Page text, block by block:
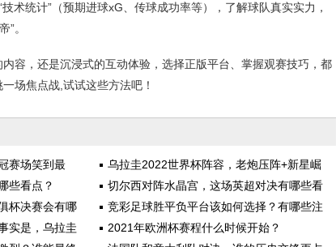
技术统计”（预期进球xG、传球成功率等），了解球队真实实力，
”。
容，还是沉浸式的互动体验，选择正版平台、掌握观赛技巧，都
场焦点战,试试这些方法吧！
赛场笑到最
乌拉圭2022世界杯阵容，老炮压阵+新星崛
起，能否续写荣光？
些看点？
切尔西对阵水晶宫，这场英超对决有哪些看
点和悬念？
杯决赛会有哪
竞彩足球胜平负平台该如何选择？有哪些注
意事项？
实是，乌拉圭
2021年欧洲杯赛程什么时候开始？